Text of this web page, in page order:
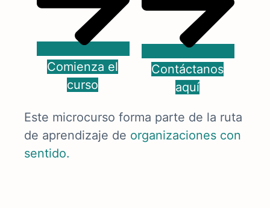
Comienza el
curso
Contáctanos
aquí
Este microcurso forma parte de la ruta
de aprendizaje de organizaciones con
sentido.